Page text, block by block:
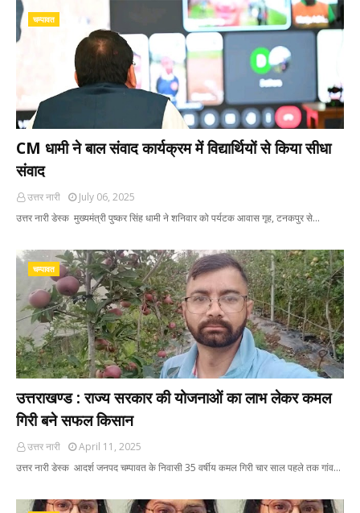
चम्पावत
CM धामी ने बाल संवाद कार्यक्रम में विद्यार्थियों से किया सीधा
संवाद
उत्तर नारी
July 06, 2025
उत्तर नारी डेस्क मुख्यमंत्री पुष्कर सिंह धामी ने शनिवार को पर्यटक आवास गृह, टनकपुर से…
चम्पावत
उत्तराखण्ड : राज्य सरकार की योजनाओं का लाभ लेकर कमल
गिरी बने सफल किसान
उत्तर नारी
April 11, 2025
उत्तर नारी डेस्क आदर्श जनपद चम्पावत के निवासी 35 वर्षीय कमल गिरी चार साल पहले तक गांव…